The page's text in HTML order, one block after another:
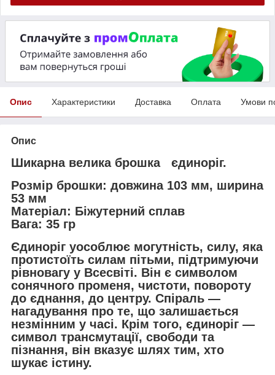
Опис Характеристики Доставка Оплата Умови
Опис
Шикарна велика брошка єдиноріг.
Розмір брошки: довжина 103 мм, ширина
53 мм
Матеріал: Біжутерний сплав
Вага: 35 гр
Єдиноріг уособлює могутність, силу, яка
протистоїть силам пітьми, підтримуючи
рівновагу у Всесвіті. Він є символом
сонячного променя, чистоти, повороту
до єднання, до центру. Спіраль —
нагадування про те, що залишається
незмінним у часі. Крім того, єдиноріг —
символ трансмутації, свободи та
пізнання, він вказує шлях тим, хто
шукає істину.